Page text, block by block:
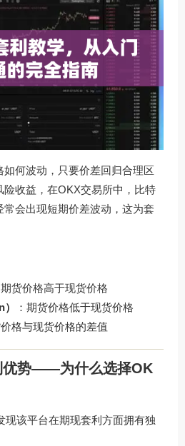
如何波动，只要价差回归合理区
险收益，在OKX交易所中，比特
会出现短期价差波动，这为套
期货价格高于现货价格
：期货价格低于现货价格
价格与现货价格的差值
优势——为什么选择OK
现该平台在期现套利方面拥有独